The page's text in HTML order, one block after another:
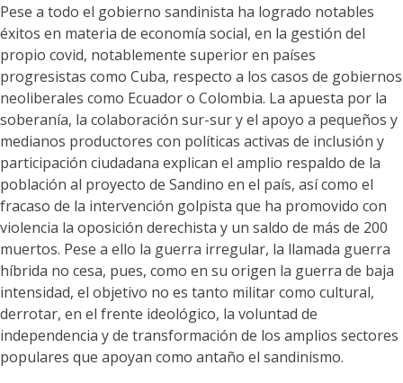
Pese a todo el gobierno sandinista ha logrado notables
éxitos en materia de economía social, en la gestión del
propio covid, notablemente superior en países
progresistas como Cuba, respecto a los casos de gobiernos
neoliberales como Ecuador o Colombia. La apuesta por la
soberanía, la colaboración sur-sur y el apoyo a pequeños y
medianos productores con políticas activas de inclusión y
participación ciudadana explican el amplio respaldo de la
población al proyecto de Sandino en el país, así como el
fracaso de la intervención golpista que ha promovido con
violencia la oposición derechista y un saldo de más de 200
muertos. Pese a ello la guerra irregular, la llamada guerra
híbrida no cesa, pues, como en su origen la guerra de baja
intensidad, el objetivo no es tanto militar como cultural,
derrotar, en el frente ideológico, la voluntad de
independencia y de transformación de los amplios sectores
populares que apoyan como antaño el sandinismo.